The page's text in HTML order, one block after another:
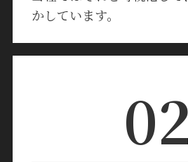
かしています。
02